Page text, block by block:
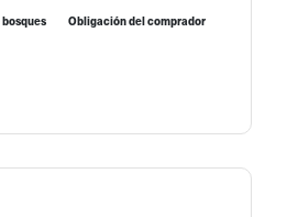
Obligación del comprador